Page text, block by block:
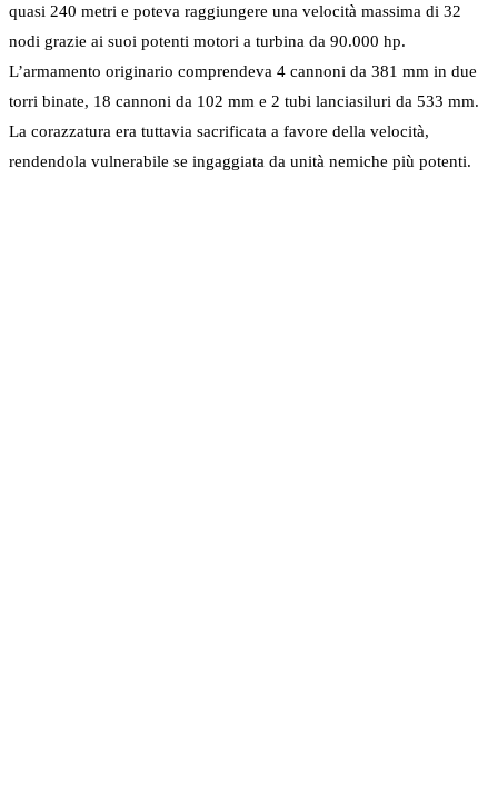
quasi 240 metri e poteva raggiungere una velocità massima di 32
nodi grazie ai suoi potenti motori a turbina da 90.000 hp.
L’armamento originario comprendeva 4 cannoni da 381 mm in due
torri binate, 18 cannoni da 102 mm e 2 tubi lanciasiluri da 533 mm.
La corazzatura era tuttavia sacrificata a favore della velocità,
rendendola vulnerabile se ingaggiata da unità nemiche più potenti.